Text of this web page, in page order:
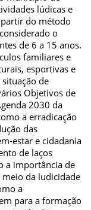
lúdicas e
partir do método
o
de 6 a 15 anos.
familiares e
esportivas e
de
Objetivos de
2030 da
a erradicação
das
estar e cidadania
de laços
a importância de
da ludicidade
a
para a formação